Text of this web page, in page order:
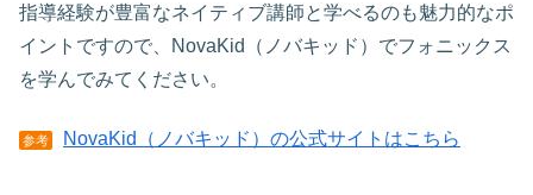
指導経験が豊富なネイティブ講師と学べるのも魅力的なポ
イントですので、NovaKid（ノバキッド）でフォニックス
を学んでみてください。
参考 NovaKid（ノバキッド）の公式サイトはこちら